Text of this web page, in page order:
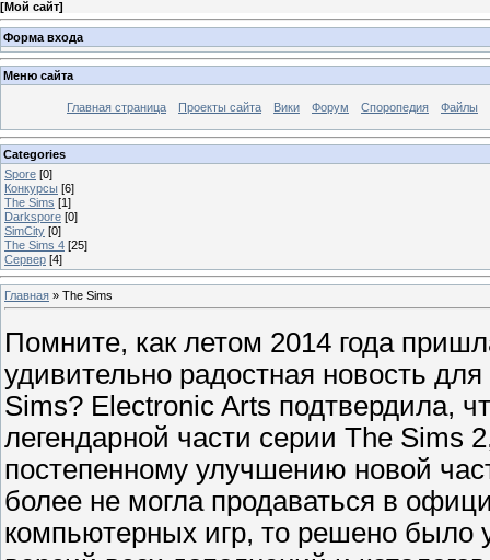
[Мой сайт]
Форма входа
Меню сайта
Главная страница Проекты сайта Вики Форум Споропедия Файлы
Categories
Spore [0]
Конкурсы [6]
The Sims [1]
Darkspore [0]
SimCity [0]
The Sims 4 [25]
Сервер [4]
Главная » The Sims
Помните, как летом 2014 года
удивительно радостная новость
Sims? Electronic Arts подтвердила,
легендарной части серии The Sims
постепенному улучшению новой
более не могла продаваться в
компьютерных игр, то решено было